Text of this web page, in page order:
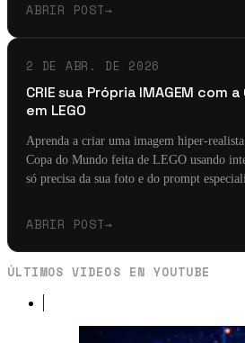
ABRIR POST→
2 DE ABR. DE 2026
CRIE sua Própria IMAGEM com a
em LEGO
Aprenda a criar uma imagem hiper-
Copa do Mundo feita de LEGO usando
só precisa da sua foto e do prompt
ABRIR POST→
ÚLTIMOS VIDEOS EN YOUTUBE